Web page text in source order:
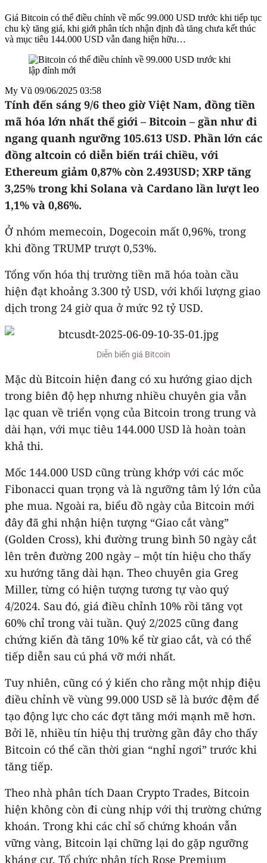
Giá Bitcoin có thể điều chỉnh về mốc 99.000 USD trước khi tiếp tục
chu kỳ tăng giá, khi giới phân tích nhận định đà tăng chưa kết thúc
và mục tiêu 144.000 USD vẫn đang hiện hữu…
My Vũ 09/06/2025 03:58
Tính đến sáng 9/6 theo giờ Việt Nam, đồng tiền
mã hóa lớn nhất thế giới – Bitcoin – gần như đi
ngang quanh ngưỡng 105.613 USD. Phần lớn các
đồng altcoin có diễn biến trái chiều, với
Ethereum giảm 0,87% còn 2.493USD; XRP tăng
3,25% trong khi Solana và Cardano lần lượt leo
1,1% và 0,86%.
Ở nhóm memecoin, Dogecoin mất 0,96%, trong
khi đồng TRUMP trượt 0,53%.
Tổng vốn hóa thị trường tiền mã hóa toàn cầu
hiện đạt khoảng 3.300 tỷ USD, với khối lượng giao
dịch trong 24 giờ qua ở mức 92 tỷ USD.
Diễn biến giá Bitcoin
Mặc dù Bitcoin hiện đang có xu hướng giao dịch
trong biên độ hẹp nhưng nhiều chuyên gia vẫn
lạc quan về triển vọng của Bitcoin trong trung và
dài hạn, với mục tiêu 144.000 USD là hoàn toàn
khả thi.
Mốc 144.000 USD cũng trùng khớp với các mốc
Fibonacci quan trọng và là ngưỡng tâm lý lớn của
phe mua. Ngoài ra, biểu đồ ngày của Bitcoin mới
đây đã ghi nhận hiện tượng “Giao cắt vàng”
(Golden Cross), khi đường trung bình 50 ngày cắt
lên trên đường 200 ngày – một tín hiệu cho thấy
xu hướng tăng dài hạn. Theo chuyên gia Greg
Miller, từng có hiện tượng tương tự vào quý
4/2024. Sau đó, giá điều chỉnh 10% rồi tăng vọt
60% chỉ trong vài tuần. Quý 2/2025 cũng đang
chứng kiến đà tăng 10% kể từ giao cắt, và có thể
tiếp diễn sau cú phá vỡ mới nhất.
Tuy nhiên, cũng có ý kiến cho rằng một nhịp điệu
điều chỉnh về vùng 99.000 USD sẽ là bước đệm để
tạo động lực cho các đợt tăng mới mạnh mẽ hơn.
Bởi lẽ, nhiều tín hiệu thị trường gần đây cho thấy
Bitcoin có thể cần thời gian “nghỉ ngơi” trước khi
tăng tiếp.
Theo nhà phân tích Daan Crypto Trades, Bitcoin
hiện không còn đi cùng nhịp với thị trường chứng
khoán. Trong khi các chỉ số chứng khoán vẫn
vững vàng, Bitcoin lại chững lại do gặp ngưỡng
kháng cự. Tổ chức phân tích Rose Premium